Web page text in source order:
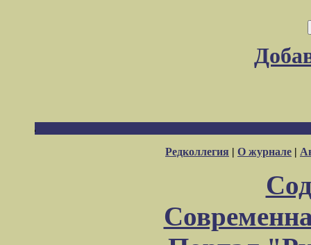
Редколлегия | О журнале |